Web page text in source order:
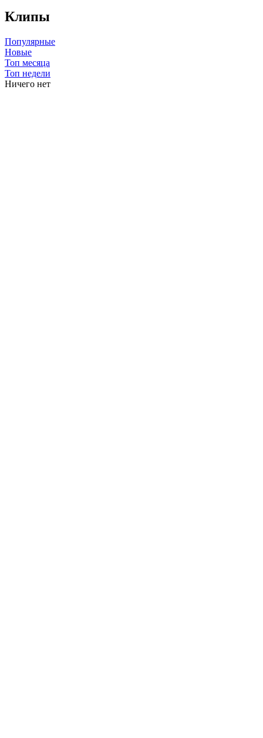
Клипы
Популярные
Новые
Топ месяца
Топ недели
Ничего нет